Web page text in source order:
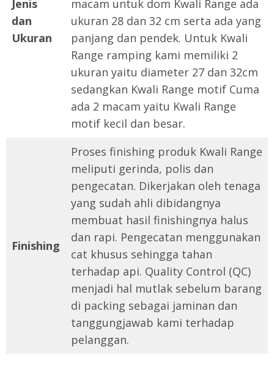
Jenis
dan
Ukuran
macam untuk dom Kwali Range ada
ukuran 28 dan 32 cm serta ada yang
panjang dan pendek. Untuk Kwali
Range ramping kami memiliki 2
ukuran yaitu diameter 27 dan 32cm
sedangkan Kwali Range motif Cuma
ada 2 macam yaitu Kwali Range
motif kecil dan besar.
Finishing
Proses finishing produk Kwali Range
meliputi gerinda, polis dan
pengecatan. Dikerjakan oleh tenaga
yang sudah ahli dibidangnya
membuat hasil finishingnya halus
dan rapi. Pengecatan menggunakan
cat khusus sehingga tahan
terhadap api. Quality Control (QC)
menjadi hal mutlak sebelum barang
di packing sebagai jaminan dan
tanggungjawab kami terhadap
pelanggan.